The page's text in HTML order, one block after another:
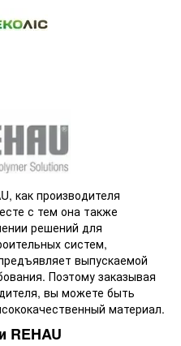
как производителя
с тем она также
решений для
систем,
выпускаемой
Поэтому заказывая
вы можете быть
материал.
REHAU